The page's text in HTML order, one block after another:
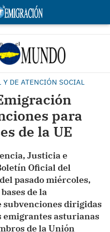
Y DE ATENCIÓN SOCIAL
para
de la UE
Justicia e
Oficial del
pasado miércoles,
de la
subvenciones dirigidas
emigrantes asturianas
de la Unión